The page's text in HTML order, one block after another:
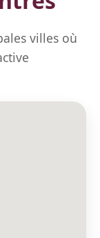
villes où